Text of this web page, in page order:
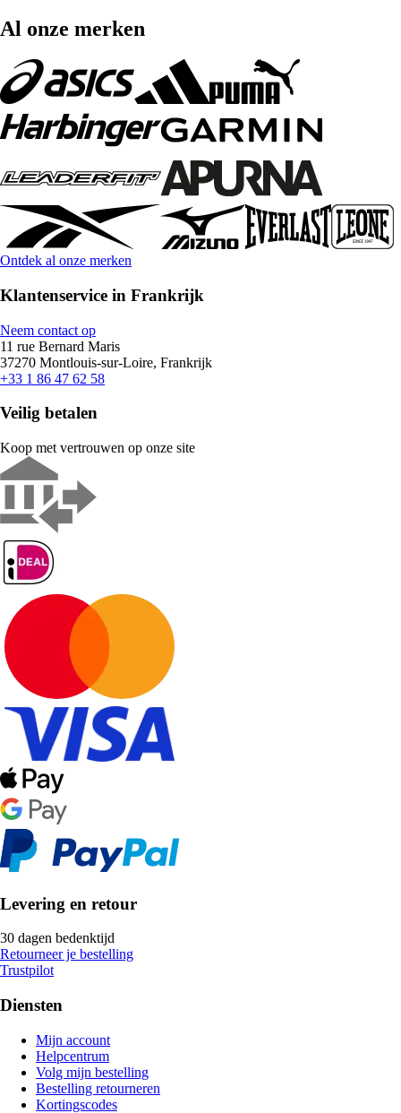
Al onze merken
Ontdek al onze merken
Klantenservice in Frankrijk
Neem contact op
11 rue Bernard Maris
37270 Montlouis-sur-Loire, Frankrijk
+33 1 86 47 62 58
Veilig betalen
Koop met vertrouwen op onze site
Levering en retour
30 dagen bedenktijd
Retourneer je bestelling
Trustpilot
Diensten
Mijn account
Helpcentrum
Volg mijn bestelling
Bestelling retourneren
Kortingscodes